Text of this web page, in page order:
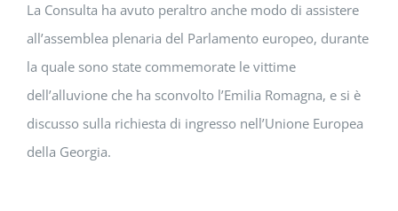
La Consulta ha avuto peraltro anche modo di assistere
all’assemblea plenaria del Parlamento europeo, durante
la quale sono state commemorate le vittime
dell’alluvione che ha sconvolto l’Emilia Romagna, e si è
discusso sulla richiesta di ingresso nell’Unione Europea
della Georgia.